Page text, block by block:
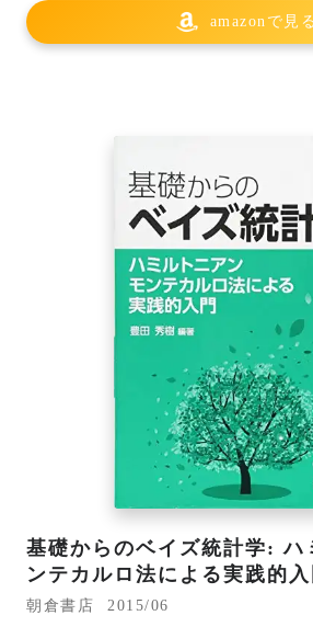
amazonで見る
基礎からのベイズ統計学: ハ
ンテカルロ法による実践的入
朝倉書店
2015/06